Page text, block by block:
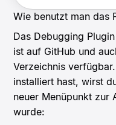
Wie benutzt man das
Das Debugging
ist auf GitHub und
Verzeichnis
installiert hast, wirst
neuer Menüpunkt zur
wurde: